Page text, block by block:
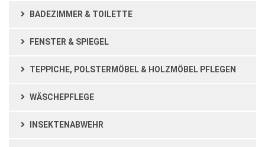
BADEZIMMER & TOILETTE
FENSTER & SPIEGEL
TEPPICHE, POLSTERMÖBEL & HOLZMÖBEL PFLEGEN
WÄSCHEPFLEGE
INSEKTENABWEHR